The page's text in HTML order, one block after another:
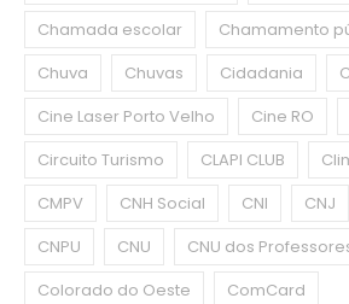
Chamada escolar
Chamamento
Chuva
Chuvas Cidadania
Cine Laser Porto Velho
Cine RO
Circuito Turismo
CLAPI CLUB
CMPV
CNH Social CNI CNJ
CNPU
CNU CNU dos
Colorado do Oeste
ComCard